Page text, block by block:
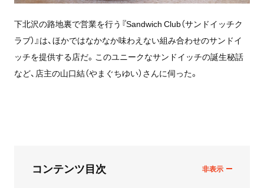
下北沢の路地裏で営業を行う『Sandwich Club（サンドイッチク
ラブ）』は、ほかではなかなか味わえない組み合わせのサンドイ
ッチを提供する店だ。このユニークなサンドイッチの誕生秘話
など、店主の山口結（やまぐちゆい）さんに伺った。
コンテンツ目次